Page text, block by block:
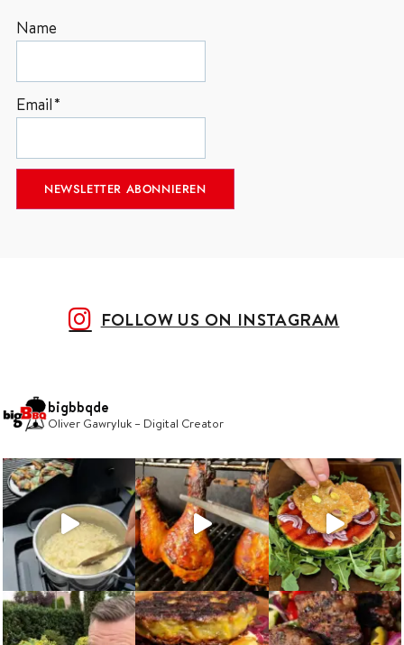
Name
Email*
FOLLOW US ON INSTAGRAM
bigbbqde
Oliver Gawryluk – Digital Creator